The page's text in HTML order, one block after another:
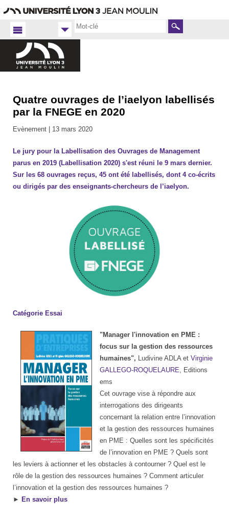
Rechercher
Accueil
FR
iaelyon
l'iaelyon -
2020
Quatre ouvrages de l’iaelyon labellisés
par la FNEGE en 2020
Evènement | 13 mars 2020
Le jury pour la Labellisation des Ouvrages de Management
parus en 2019 (Labellisation 2020) s'est réuni le 9 mars dernier.
Sur les 68 ouvrages reçus, 45 ont été labellisés, dont 4 co-écrits
ou dirigés par des enseignants-chercheurs de l’iaelyon.
Labellisation
Catégorie Essai
"Manager l'innovation en PME :
focus sur la gestion des ressources
humaines", Ludivine ADLA et Virginie
GALLEGO-ROQUELAURE, Editions
ems
Cet ouvrage vise à répondre aux
interrogations des dirigeants
concernant la relation entre l’innovation
et la gestion des ressources humaines
en PME : Quelles sont les spécificités
de l’innovation en PME ? Quels sont
les leviers à actionner et les obstacles à contourner ? Quel est le
rôle de la gestion des ressources humaines ? Comment articuler
l’innovation et la gestion des ressources humaines ?
► En savoir plus